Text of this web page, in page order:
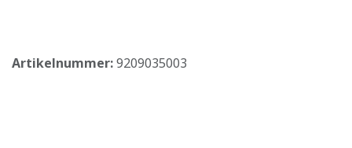
Artikelnummer:9209035003